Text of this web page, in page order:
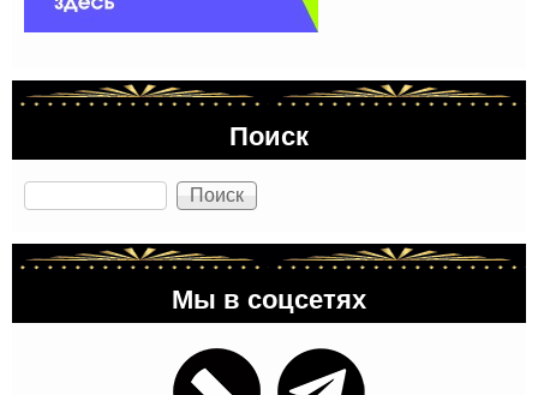
Поиск
Поиск
Мы в соцсетях